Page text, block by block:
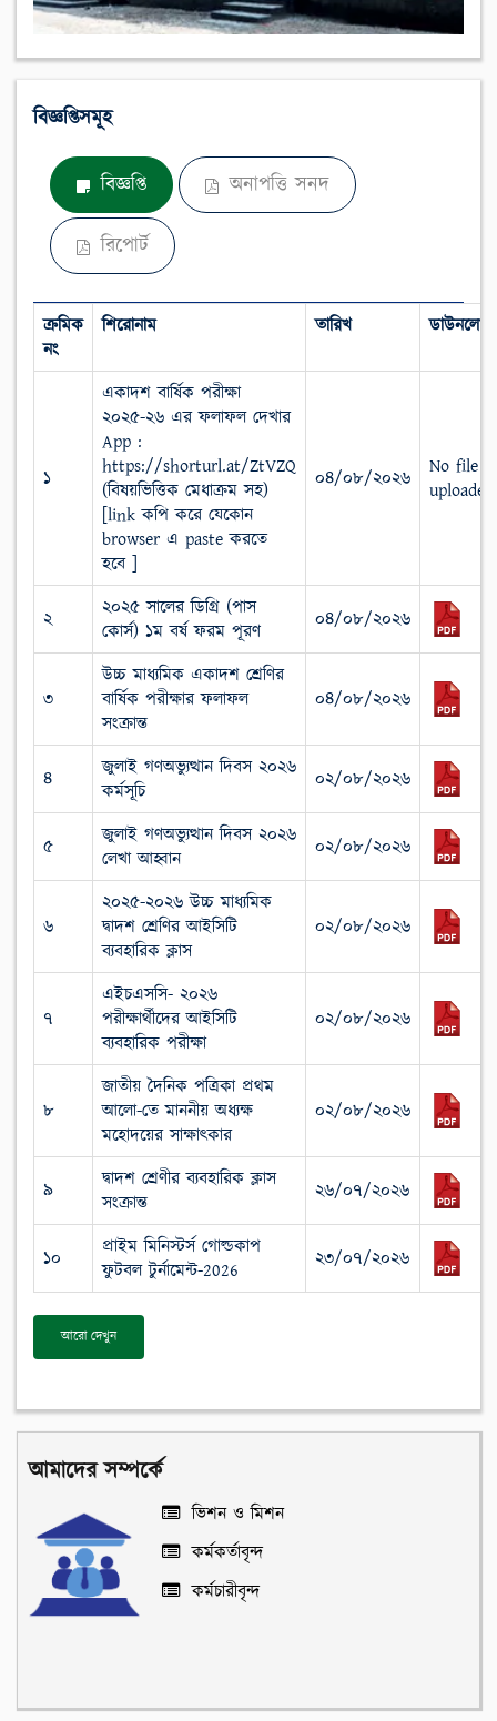
বিজ্ঞপ্তিসমূহ
বিজ্ঞপ্তি অনাপত্তি সনদ
রিপোর্ট
ক্রমিক
নং
শিরোনাম তারিখ ডাউনলোড
১
একাদশ বার্ষিক পরীক্ষা
২০২৫-২৬ এর ফলাফল দেখার
App :
https://shorturl.at/ZtVZQ
(বিষয়ভিত্তিক মেধাক্রম সহ)
[link কপি করে যেকোন
browser এ paste করতে
হবে ]
০৪/০৮/২০২৬
No file
uploaded.
২
২০২৫ সালের ডিগ্রি (পাস
কোর্স) ১ম বর্ষ ফরম পূরণ
০৪/০৮/২০২৬
৩
উচ্চ মাধ্যমিক একাদশ শ্রেণির
বার্ষিক পরীক্ষার ফলাফল
সংক্রান্ত
০৪/০৮/২০২৬
৪
জুলাই গণঅভ্যুত্থান দিবস ২০২৬
কর্মসূচি
০২/০৮/২০২৬
৫
জুলাই গণঅভ্যুত্থান দিবস ২০২৬
লেখা আহ্বান
০২/০৮/২০২৬
৬
২০২৫-২০২৬ উচ্চ মাধ্যমিক
দ্বাদশ শ্রেণির আইসিটি
ব্যবহারিক ক্লাস
০২/০৮/২০২৬
৭
এইচএসসি- ২০২৬
পরীক্ষার্থীদের আইসিটি
ব্যবহারিক পরীক্ষা
০২/০৮/২০২৬
৮
জাতীয় দৈনিক পত্রিকা প্রথম
আলো-তে মাননীয় অধ্যক্ষ
মহোদয়ের সাক্ষাৎকার
০২/০৮/২০২৬
৯
দ্বাদশ শ্রেণীর ব্যবহারিক ক্লাস
সংক্রান্ত
২৬/০৭/২০২৬
১০
প্রাইম মিনিস্টর্স গোল্ডকাপ
ফুটবল টুর্নামেন্ট-2026
২৩/০৭/২০২৬
আরো দেখুন
আমাদের সম্পর্কে
ভিশন ও মিশন
কর্মকর্তাবৃন্দ
কর্মচারীবৃন্দ